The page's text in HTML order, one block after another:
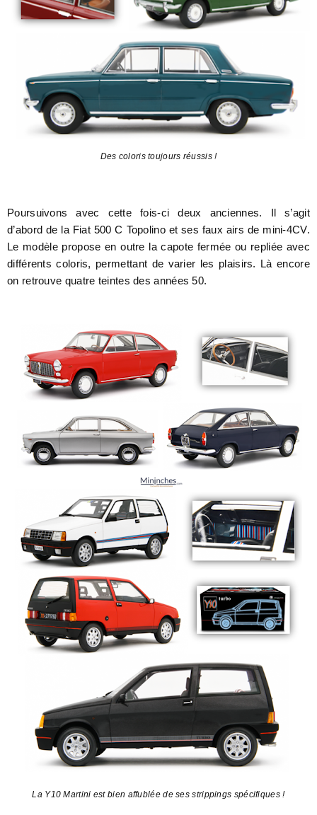
Des coloris toujours réussis !
Poursuivons avec cette fois-ci deux anciennes. Il s’agit
d’abord de la Fiat 500 C Topolino et ses faux airs de mini-4CV.
Le modèle propose en outre la capote fermée ou repliée avec
différents coloris, permettant de varier les plaisirs. Là encore
on retrouve quatre teintes des années 50.
La Y10 Martini est bien affublée de ses strippings spécifiques !